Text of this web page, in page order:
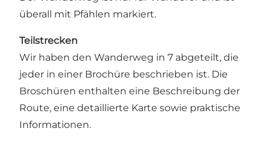
überall mit Pfählen markiert.
Teilstrecken
Wir haben den Wanderweg in 7 abgeteilt, die
jeder in einer Brochüre beschrieben ist. Die
Broschüren enthalten eine Beschreibung der
Route, eine detaillierte Karte sowie praktische
Informationen.